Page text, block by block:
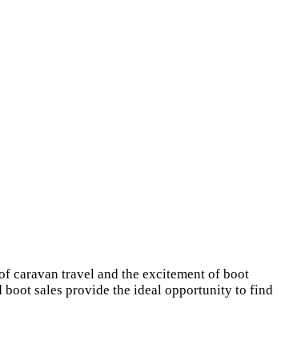
caravan travel and the excitement of boot
boot sales provide the ideal opportunity to find